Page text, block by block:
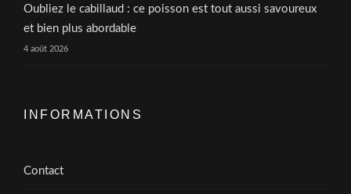
Oubliez le cabillaud : ce poisson est tout aussi savoureux
et bien plus abordable
4 août 2026
INFORMATIONS
Contact